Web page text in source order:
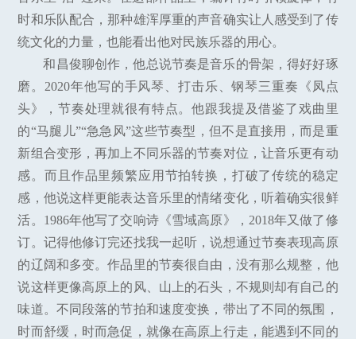
时和乐队配合，那种雄浑厚重的声音确实让人感受到了传
统文化的力量，也能看出他对民族乐器的用心。
和昌俊聊创作，他总说节奏是音乐的骨架，得好好琢
磨。2020年他写的手风琴、打击乐、钢琴三重奏《凤点
头》，节奏处理就很有特点。他跟我提及借鉴了戏曲里
的“马腿儿”“急急风”这些节奏型，但不是直接用，而是重
新组合变形，再加上不同乐器的节奏对位，让音乐更有动
感。而且作品里频繁应用节拍转换，打破了传统的稳定
感，他说这样更能表达音乐里的情绪变化，听着确实很鲜
活。1986年他写了交响诗《雪域高原》，2018年又做了修
订。记得他修订完还找我一起听，说想通过节奏表现高原
的辽阔和多变。作品里的节奏很自由，没有那么规整，他
说这样更像高原上的风、山上的石头，不规则却有自己的
味道。不同段落的节拍和速度变换，带出了不同的氛围，
时而舒缓，时而急促，就像在高原上行走，能遇到不同的